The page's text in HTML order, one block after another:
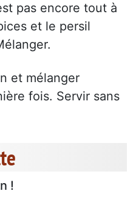
pas encore tout à
et le persil
et mélanger
fois. Servir sans
!